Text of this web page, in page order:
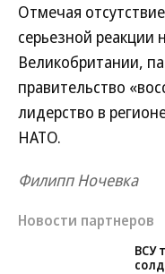
Отмечая
серьезной реакции
Великобритании,
правительство
лидерство в
НАТО.
Филипп Ночевка
Новости партнеров
ВСУ